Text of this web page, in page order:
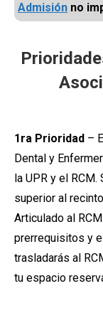
Admisión no
1ra Prioridad –
Dental y
la UPR y el
superior al
Articulado al
prerrequisitos y
trasladarás al
tu espacio